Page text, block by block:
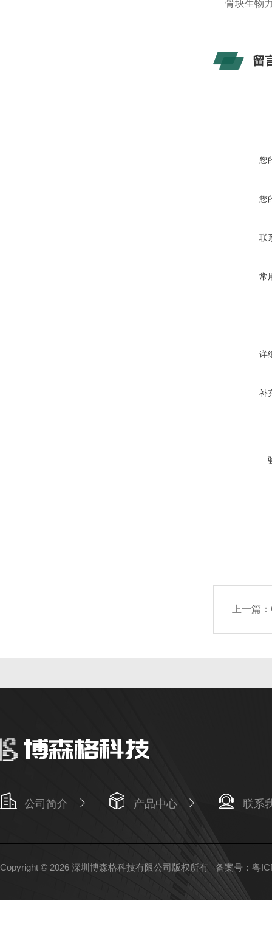
骨块生物
留
您
您
联
常
详
补
上一篇：
公司简介 产品中心 联系
Copyright © 2026 深圳博森格科技有限公司版权所有备案号：粤